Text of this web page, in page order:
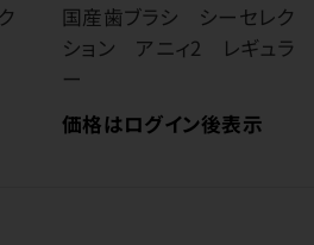
国産歯ブラシ シーセレク
ション アニィ2 レギュラ
ー
価格はログイン後表示